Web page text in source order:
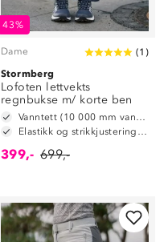
43%
Dame (1 )
Stormberg
Lofoten lettvekts
regnbukse m/ korte ben
Vanntett (10 000 mm vannsøyle)
Elastikk og strikkjustering i livet
399,- 699,-